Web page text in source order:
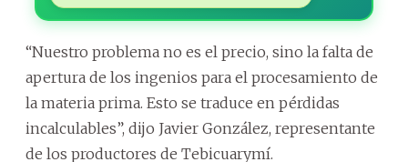
“Nuestro problema no es el precio, sino la falta de
apertura de los ingenios para el procesamiento de
la materia prima. Esto se traduce en pérdidas
incalculables”, dijo Javier González, representante
de los productores de Tebicuarymí.